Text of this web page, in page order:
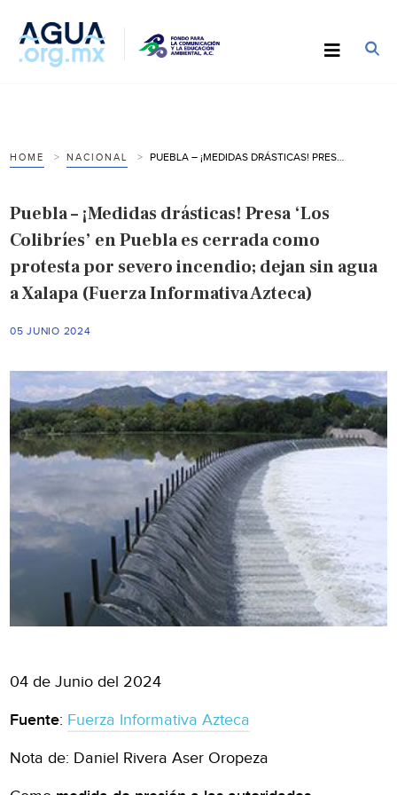
HOME NACIONAL
Puebla – ¡Medidas drásticas! Presa ‘Los
Colibríes’ en Puebla es cerrada como
protesta por severo incendio; dejan sin agua
a Xalapa (Fuerza Informativa Azteca)
05 JUNIO 2024
04 de Junio del 2024
Fuente: Fuerza Informativa Azteca
Nota de: Daniel Rivera Aser Oropeza